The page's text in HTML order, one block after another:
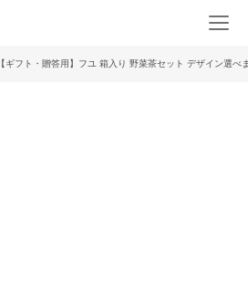
【ギフト・贈答用】フユ 箱入り 野菜茶セット デザイン選べ